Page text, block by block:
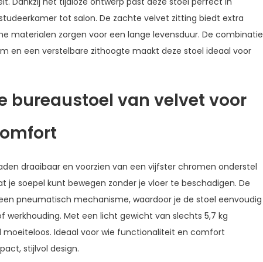
tot salon. De zachte velvet zitting biedt extra
materialen zorgen voor een lange levensduur. De combinatie
en een verstelbare zithoogte maakt deze stoel ideaal voor
bureaustoel van velvet voor
draaibaar en voorzien van een vijfster chromen onderstel
je soepel kunt bewegen zonder je vloer te beschadigen. De
pneumatisch mechanisme, waardoor je de stoel eenvoudig
werkhouding. Met een licht gewicht van slechts 5,7 kg
moeiteloos. Ideaal voor wie functionaliteit en comfort
stijlvol design.